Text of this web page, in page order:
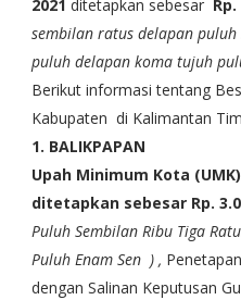
2021 ditetapkan sebesar
sembilan ratus delapan
puluh delapan koma tujuh
Berikut informasi tentang
Kabupaten di Kalimantan
1. BALIKPAPAN
Upah Minimum Kota
ditetapkan sebesar Rp.
Puluh Sembilan Ribu Tiga
Puluh Enam Sen ) ,
dengan Salinan Keputusan